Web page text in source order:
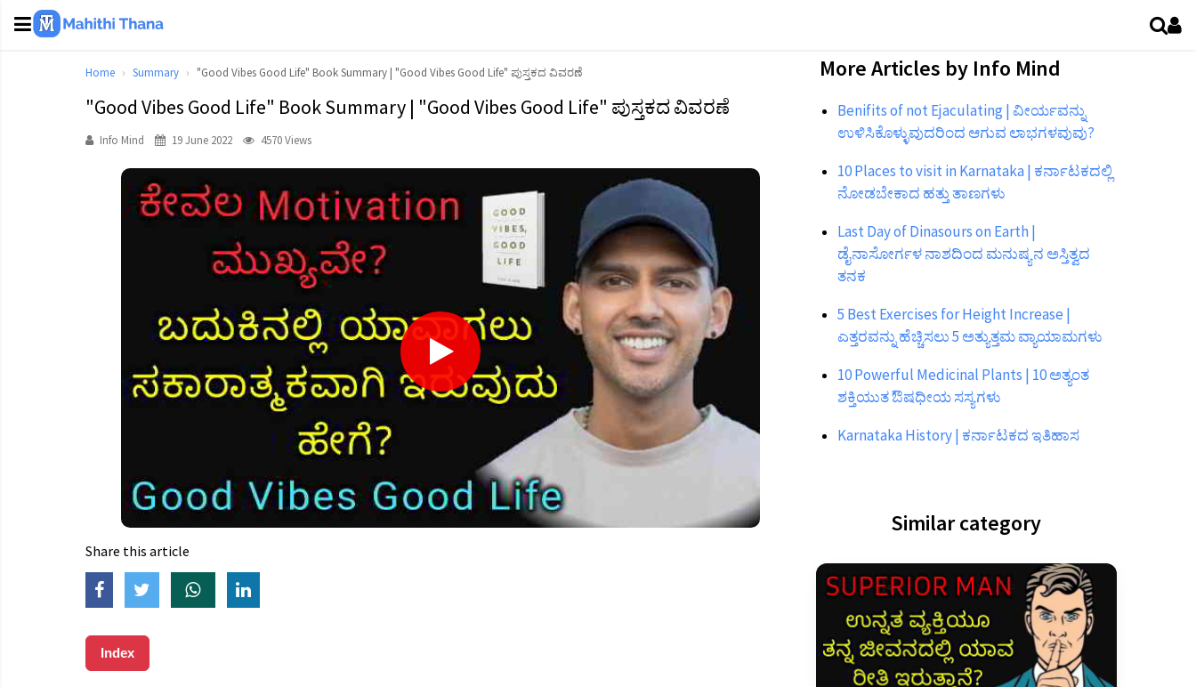
Home Summary "Good Vibes Good Life" Book Summary | "Good Vibes Good Life" ಪುಸ್ತಕದ ವಿವರಣೆ
"Good Vibes Good Life" Book Summary | "Good Vibes Good Life" ಪುಸ್ತಕದ ವಿವರಣೆ
Info Mind 19 June 2022 4570 Views
Share this article
Index
More Articles by Info Mind
Benifits of not Ejaculating | ವೀರ್ಯವನ್ನು
ಉಳಿಸಿಕೊಳ್ಳುವುದರಿಂದ ಆಗುವ ಲಾಭಗಳವುವು?
10 Places to visit in Karnataka | ಕರ್ನಾಟಕದಲ್ಲಿ
ನೋಡಬೇಕಾದ ಹತ್ತು ತಾಣಗಳು
Last Day of Dinasours on Earth |
ಡೈನಾಸೋರ್ಗಳ ನಾಶದಿಂದ ಮನುಷ್ಯನ ಅಸ್ತಿತ್ವದ
ತನಕ
5 Best Exercises for Height Increase |
ಎತ್ತರವನ್ನು ಹೆಚ್ಚಿಸಲು 5 ಅತ್ಯುತ್ತಮ ವ್ಯಾಯಾಮಗಳು
10 Powerful Medicinal Plants | 10 ಅತ್ಯಂತ
ಶಕ್ತಿಯುತ ಔಷಧೀಯ ಸಸ್ಯಗಳು
Karnataka History | ಕರ್ನಾಟಕದ ಇತಿಹಾಸ
Similar category